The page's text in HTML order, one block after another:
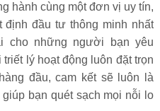
hành cùng một đơn vị uy tín,
định đầu tư thông minh nhất
cho những người bạn yêu
lý hoạt động luôn đặt trọn
đầu, cam kết sẽ luôn là
bạn quét sạch mọi nỗi lo